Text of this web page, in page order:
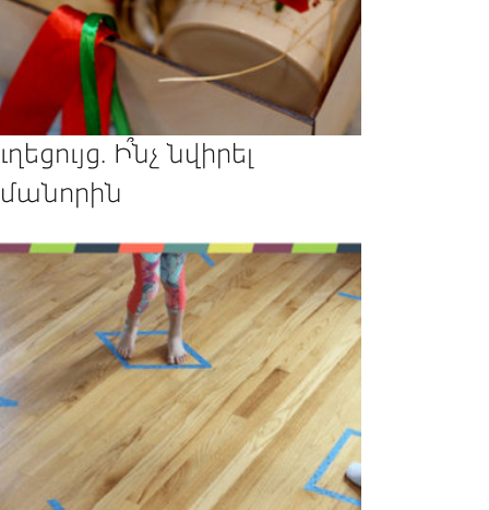
Ի՞նչ նվիրել